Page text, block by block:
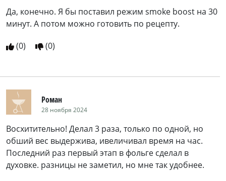
Да, конечно. Я бы поставил режим smoke boost на 30
минут. А потом можно готовить по рецепту.
(0) (0)
Роман
28 ноября 2024
Восхитительно! Делал 3 раза, только по одной, но
обший вес выдержива, ивеличивал время на час.
Последний раз первый этап в фольге сделал в
духовке. разницы не заметил, но мне так удобнее.